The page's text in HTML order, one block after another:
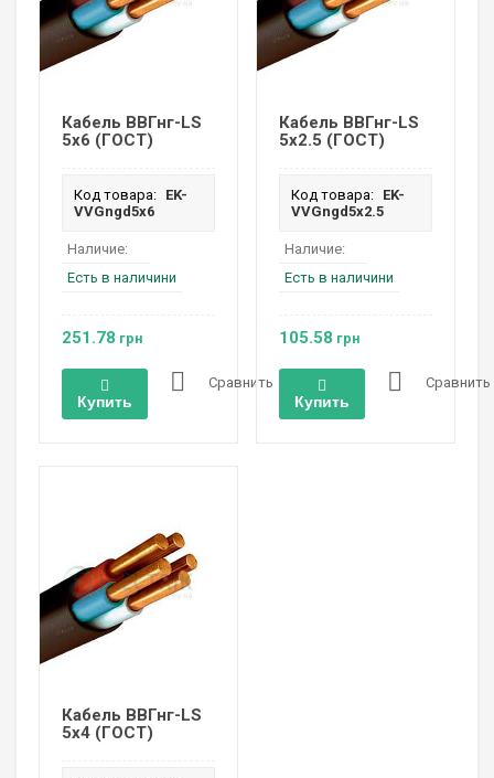
Кабель ВВГнг-LS
5х6 (ГОСТ)
Код товара: EK-
VVGngd5х6
Наличие:
Есть в наличини
251.78 грн
Купить
Сравнить
Кабель ВВГнг-LS
5х2.5 (ГОСТ)
Код товара:
EK-
VVGngd5х2.5
Наличие:
Есть в наличини
105.58 грн
Купить
Сравнить
Кабель ВВГнг-LS
5х4 (ГОСТ)